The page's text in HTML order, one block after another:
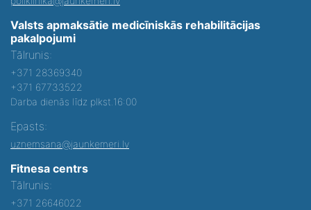
Valsts apmaksātie medicīniskās rehabilitācijas
pakalpojumi
Tālrunis:
+371 28369340
+371 67733522
Darba dienās līdz plkst.16:00
Epasts:
uznemsana@jaunkemeri.lv
Fitnesa centrs
Tālrunis:
+371 26646022